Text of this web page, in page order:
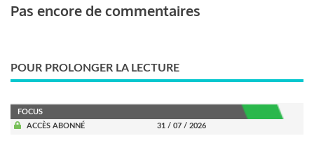
Pas encore de commentaires
POUR PROLONGER LA LECTURE
FOCUS
ACCÈS ABONNÉ
31 / 07 / 2026